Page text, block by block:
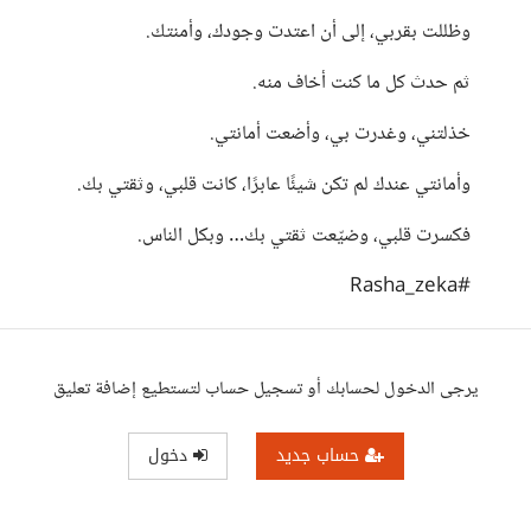
وظللت بقربي، إلى أن اعتدت وجودك، وأمنتك.
ثم حدث كل ما كنت أخاف منه.
خذلتني، وغدرت بي، وأضعت أمانتي.
وأمانتي عندك لم تكن شيئًا عابرًا، كانت قلبي، وثقتي بك.
فكسرت قلبي، وضيّعت ثقتي بك… وبكل الناس.
#Rasha_zeka
يرجى الدخول لحسابك أو تسجيل حساب لتستطيع إضافة تعليق
حساب جديد دخول